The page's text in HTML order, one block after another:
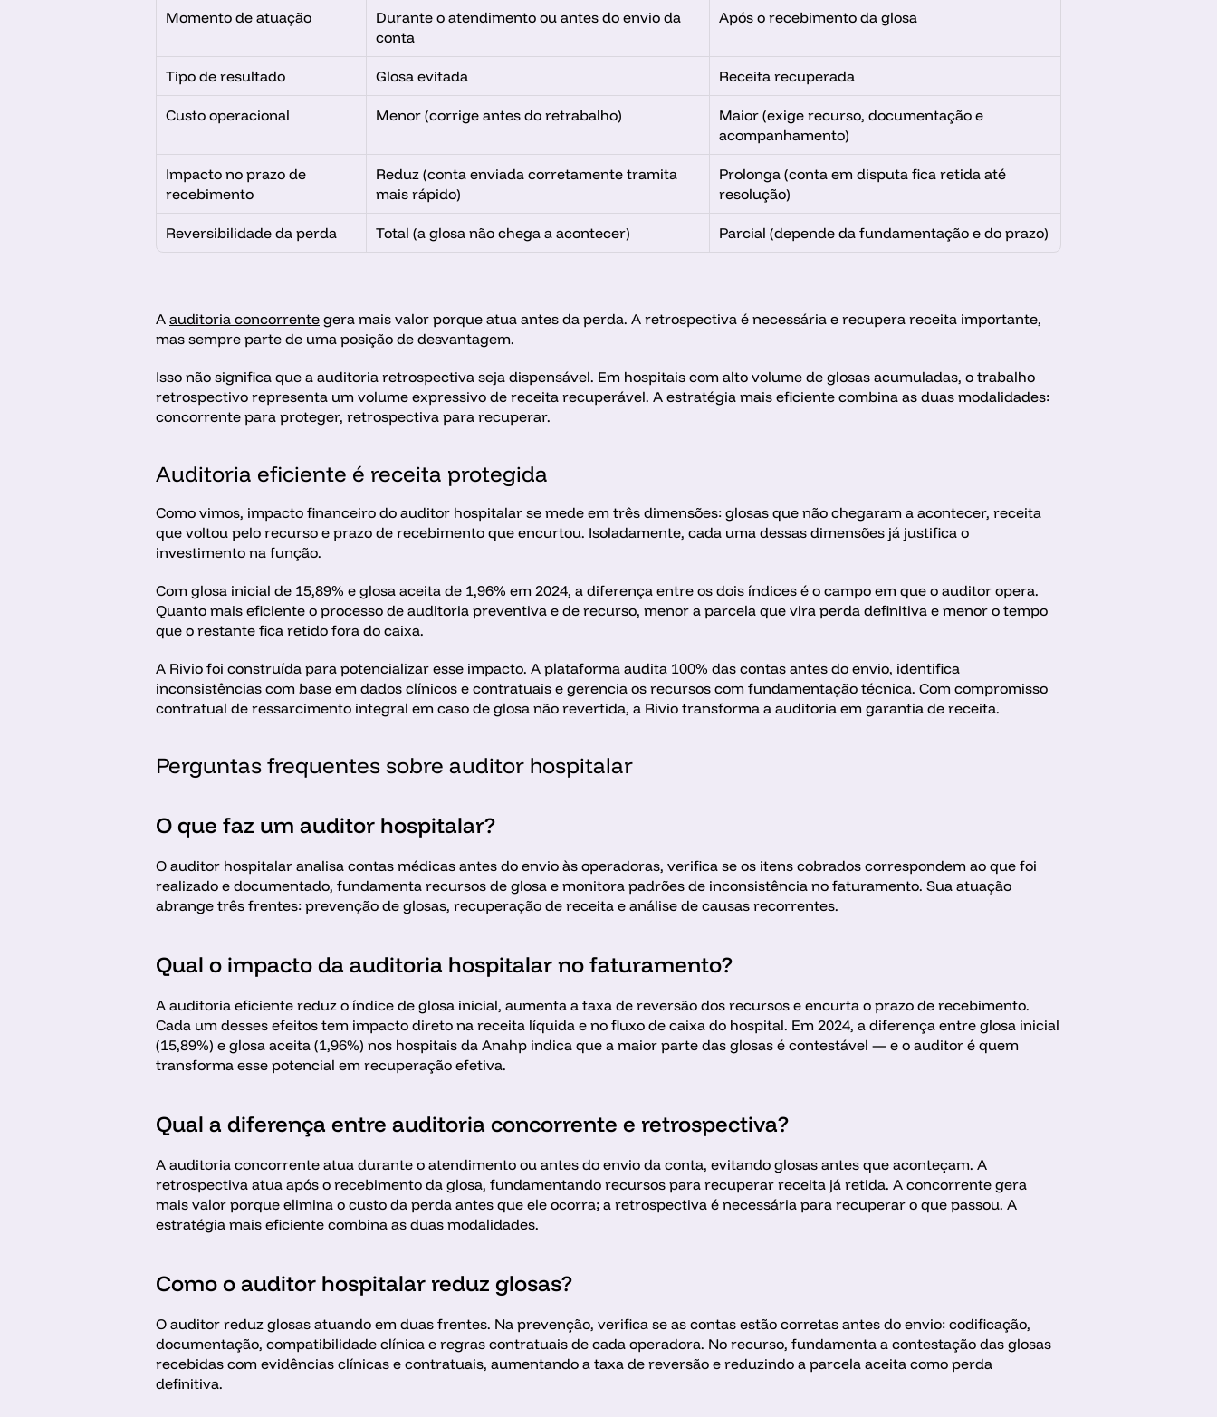
Momento de atuação
Durante o atendimento ou antes do envio da
conta
Após o recebimento da glosa
Tipo de resultado Glosa evitada Receita recuperada
Custo operacional Menor (corrige antes do retrabalho)
Maior (exige recurso, documentação e
acompanhamento)
Impacto no prazo de
recebimento
Reduz (conta enviada corretamente tramita
mais rápido)
Prolonga (conta em disputa fica retida até
resolução)
Reversibilidade da perda Total (a glosa não chega a acontecer) Parcial (depende da fundamentação e do prazo)
A auditoria concorrente gera mais valor porque atua antes da perda. A retrospectiva é necessária e recupera receita importante,
mas sempre parte de uma posição de desvantagem.
Isso não significa que a auditoria retrospectiva seja dispensável. Em hospitais com alto volume de glosas acumuladas, o trabalho
retrospectivo representa um volume expressivo de receita recuperável. A estratégia mais eficiente combina as duas modalidades:
concorrente para proteger, retrospectiva para recuperar.
Auditoria eficiente é receita protegida
Como vimos, impacto financeiro do auditor hospitalar se mede em três dimensões: glosas que não chegaram a acontecer, receita
que voltou pelo recurso e prazo de recebimento que encurtou. Isoladamente, cada uma dessas dimensões já justifica o
investimento na função.
Com glosa inicial de 15,89% e glosa aceita de 1,96% em 2024, a diferença entre os dois índices é o campo em que o auditor opera.
Quanto mais eficiente o processo de auditoria preventiva e de recurso, menor a parcela que vira perda definitiva e menor o tempo
que o restante fica retido fora do caixa.
A Rivio foi construída para potencializar esse impacto. A plataforma audita 100% das contas antes do envio, identifica
inconsistências com base em dados clínicos e contratuais e gerencia os recursos com fundamentação técnica. Com compromisso
contratual de ressarcimento integral em caso de glosa não revertida, a Rivio transforma a auditoria em garantia de receita.
Perguntas frequentes sobre auditor hospitalar
O que faz um auditor hospitalar?
O auditor hospitalar analisa contas médicas antes do envio às operadoras, verifica se os itens cobrados correspondem ao que foi
realizado e documentado, fundamenta recursos de glosa e monitora padrões de inconsistência no faturamento. Sua atuação
abrange três frentes: prevenção de glosas, recuperação de receita e análise de causas recorrentes.
Qual o impacto da auditoria hospitalar no faturamento?
A auditoria eficiente reduz o índice de glosa inicial, aumenta a taxa de reversão dos recursos e encurta o prazo de recebimento.
Cada um desses efeitos tem impacto direto na receita líquida e no fluxo de caixa do hospital. Em 2024, a diferença entre glosa inicial
(15,89%) e glosa aceita (1,96%) nos hospitais da Anahp indica que a maior parte das glosas é contestável — e o auditor é quem
transforma esse potencial em recuperação efetiva.
Qual a diferença entre auditoria concorrente e retrospectiva?
A auditoria concorrente atua durante o atendimento ou antes do envio da conta, evitando glosas antes que aconteçam. A
retrospectiva atua após o recebimento da glosa, fundamentando recursos para recuperar receita já retida. A concorrente gera
mais valor porque elimina o custo da perda antes que ele ocorra; a retrospectiva é necessária para recuperar o que passou. A
estratégia mais eficiente combina as duas modalidades.
Como o auditor hospitalar reduz glosas?
O auditor reduz glosas atuando em duas frentes. Na prevenção, verifica se as contas estão corretas antes do envio: codificação,
documentação, compatibilidade clínica e regras contratuais de cada operadora. No recurso, fundamenta a contestação das glosas
recebidas com evidências clínicas e contratuais, aumentando a taxa de reversão e reduzindo a parcela aceita como perda
definitiva.